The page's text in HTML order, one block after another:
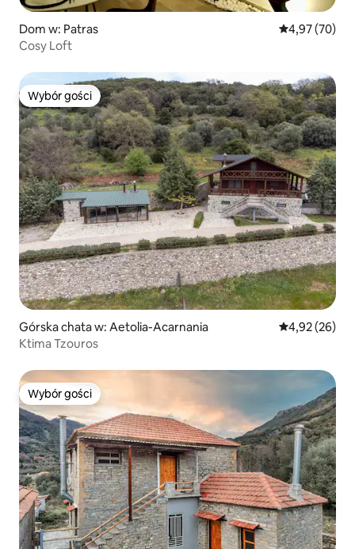
Dom w: Patras Średnia
4,97 (70)
Cosy Loft
Wybór gości
Wybór gości
Górska chata w: Aetolia-Acarnania Średnia
4,92 (26)
Ktima Tzouros
Wybór gości
Wybór gości